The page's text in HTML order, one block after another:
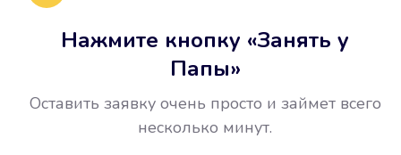
Нажмите кнопку «Занять у
Папы»
Оставить заявку очень просто и займет всего
несколько минут.